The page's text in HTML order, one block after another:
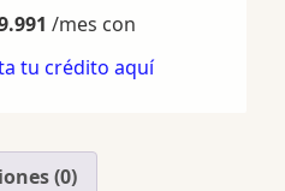
/mes con
tu crédito aquí
(0)